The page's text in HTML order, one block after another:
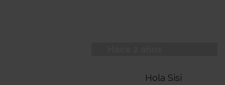
Hola Sisi